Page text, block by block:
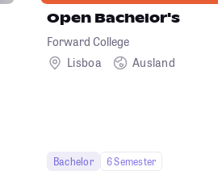
Open Bachelor's
Forward College
Lisboa
Ausland
Bachelor 6 Semester